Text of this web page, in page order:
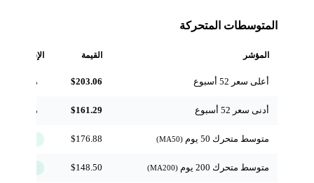
المتوسطات المتحركة
المؤشر القيمة الإشارة
أعلى سعر 52 أسبوع $203.06 مرجعي
أدنى سعر 52 أسبوع $161.29 مرجعي
متوسط متحرك 50 يوم $176.88
متوسط متحرك 200 يوم $148.50